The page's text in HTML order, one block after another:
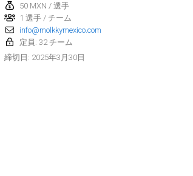
50 MXN / 選手
1 選手 / チーム
info@molkkymexico.com
定員: 32 チーム
締切日 : 2025年3月30日
Open des vendanges tardives
2025年2月8日
Indoor de la CASAS